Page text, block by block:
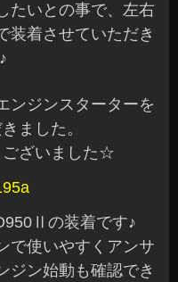
たいとの事で、左右
装着させていただき
ンジンスターターを
ました。
ございました☆
の装着です♪
で使いやすくアンサ
ジン始動も確認でき